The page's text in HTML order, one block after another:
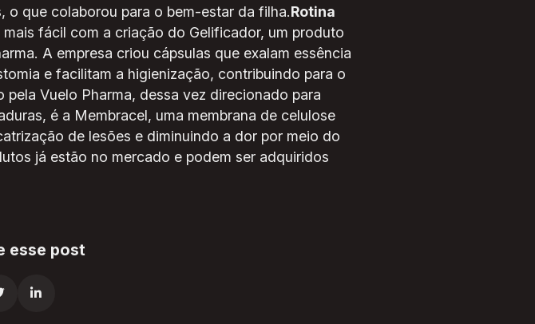
o que colaborou para o bem-estar da filha.Rotina
fácil com a criação do Gelificador, um produto
A empresa criou cápsulas que exalam essência
e facilitam a higienização, contribuindo para o
Vuelo Pharma, dessa vez direcionado para
é a Membracel, uma membrana de celulose
de lesões e diminuindo a dor por meio do
já estão no mercado e podem ser adquiridos
esse post
